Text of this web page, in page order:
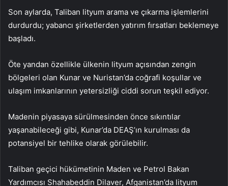
Son aylarda, Taliban lityum arama ve çıkarma işlemlerini
durdurdu; yabancı şirketlerden yatırım fırsatları beklemeye
başladı.
Öte yandan özellikle ülkenin lityum açısından zengin
bölgeleri olan Kunar ve Nuristan’da coğrafi koşullar ve
ulaşım imkanlarının yetersizliği ciddi sorun teşkil ediyor.
Madenin piyasaya sürülmesinden önce sıkıntılar
yaşanabileceği gibi, Kunar’da DEAŞ’ın kurulması da
potansiyel bir tehlike olarak görülebilir.
Taliban geçici hükümetinin Maden ve Petrol Bakan
Yardımcısı Shahabeddin Dilaver, Afganistan’da lityum